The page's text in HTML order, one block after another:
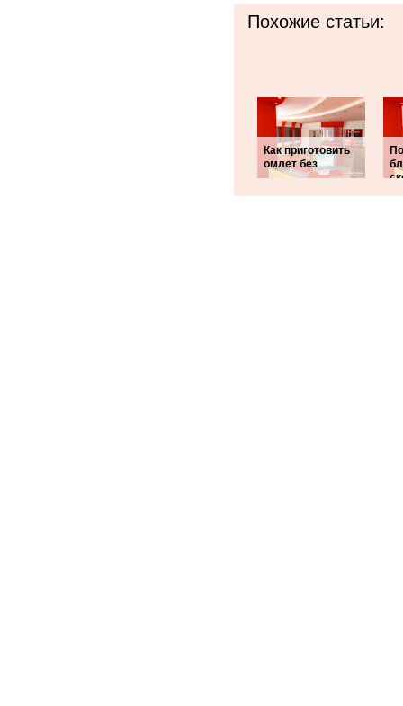
Похожие статьи:
Как приготовить
омлет без